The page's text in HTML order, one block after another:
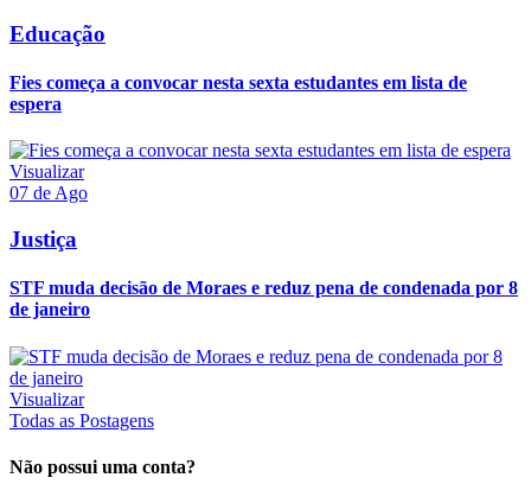
Educação
Fies começa a convocar nesta sexta estudantes em lista de
espera
Visualizar
07 de Ago
Justiça
STF muda decisão de Moraes e reduz pena de condenada por 8
de janeiro
Visualizar
Todas as Postagens
Não possui uma conta?